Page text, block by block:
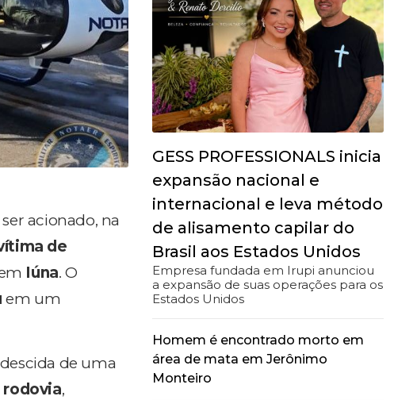
acionado, na
de
Iúna. O
em um
de uma
rodovia,
GESS PROFESSIONALS inicia
expansão nacional e
internacional e leva método
de alisamento capilar do
Brasil aos Estados Unidos
Empresa fundada em Irupi anunciou
a expansão de suas operações para os
Estados Unidos
Homem é encontrado morto em
área de mata em Jerônimo
Monteiro